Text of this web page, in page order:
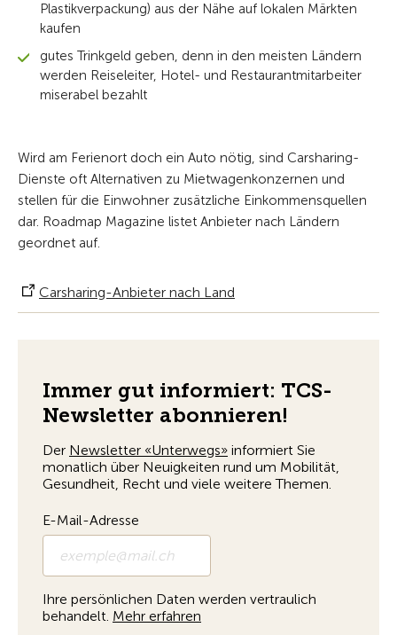
Plastikverpackung) aus der Nähe auf lokalen Märkten
kaufen
gutes Trinkgeld geben, denn in den meisten Ländern
werden Reiseleiter, Hotel- und Restaurantmitarbeiter
miserabel bezahlt
Wird am Ferienort doch ein Auto nötig, sind Carsharing-
Dienste oft Alternativen zu Mietwagenkonzernen und
stellen für die Einwohner zusätzliche Einkommensquellen
dar. Roadmap Magazine listet Anbieter nach Ländern
geordnet auf.
Carsharing-Anbieter nach Land